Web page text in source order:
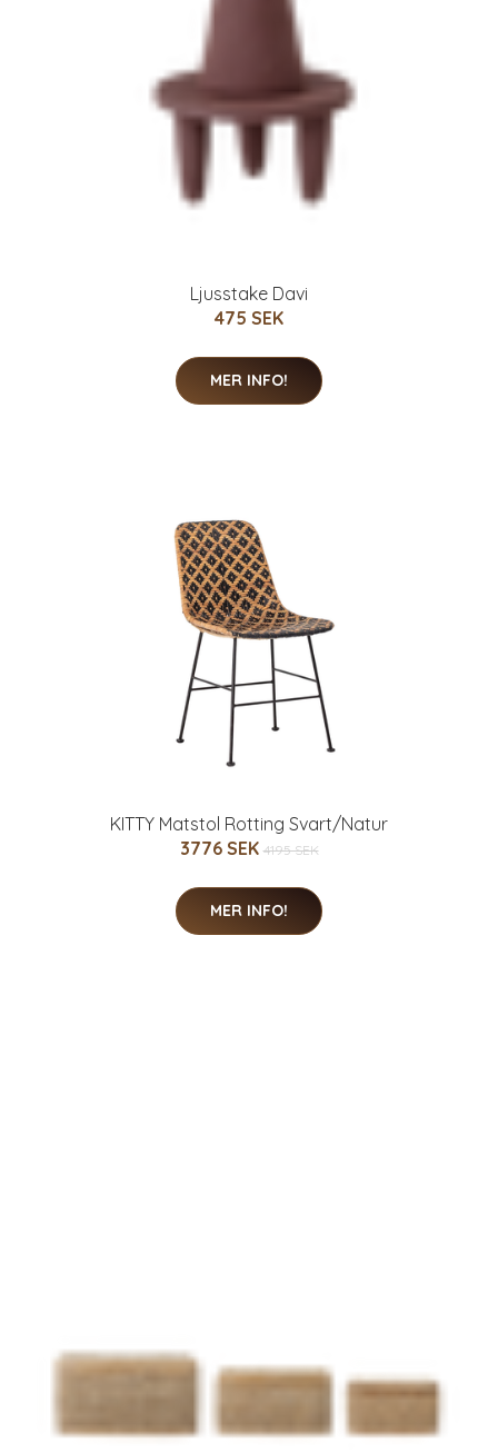
Ljusstake Davi
475 SEK
MER INFO!
KITTY Matstol Rotting Svart/Natur
3776 SEK 4195 SEK
MER INFO!